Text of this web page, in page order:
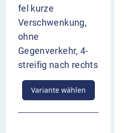
fel kurze
Verschwenkung,
ohne
Gegenverkehr, 4-
streifig nach rechts
Variante wählen